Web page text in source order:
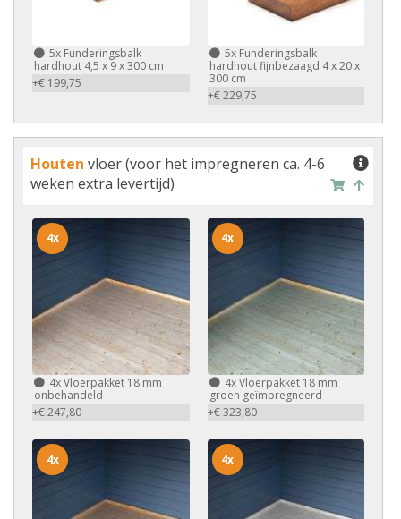
5x Funderingsbalk
hardhout 4,5 x 9 x 300 cm
+€ 199,75
5xFunderingsbalk
hardhout fijnbezaagd 4 x 20 x
300 cm
+€ 229,75
Houten vloer (voor het impregneren ca. 4-6
weken extra levertijd)
4xVloerpakket 18 mm
onbehandeld
+€ 247,80
4x
4xVloerpakket 18 mm
groen geïmpregneerd
+€ 323,80
4x
4x 4x